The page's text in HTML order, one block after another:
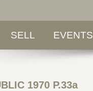
SELL EVENTS
1970 P.33a